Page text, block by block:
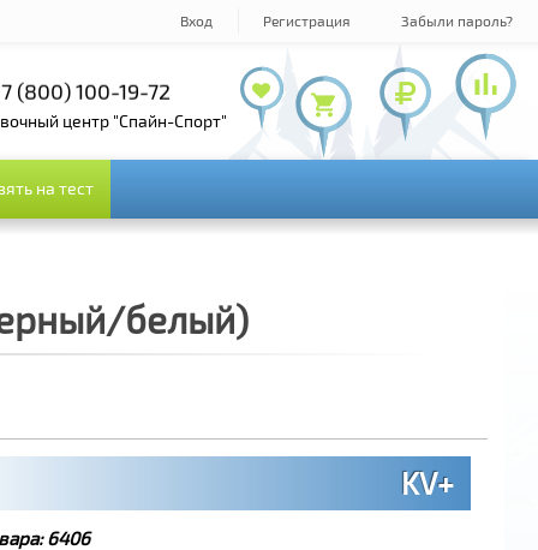
Вход Регистрация Забыли пароль?
+7 (495) 143-73-73
(800) 100-19-72
центр "Спайн-Спорт"
на тест
на тест
белый)
KV+
6406